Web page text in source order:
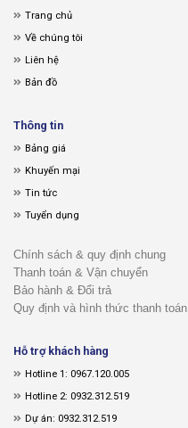
Trang chủ
Về chúng tôi
Liên hệ
Bản đồ
Thông tin
Bảng giá
Khuyến mại
Tin tức
Tuyển dụng
Chính sách & quy định chung
Thanh toán & Vận chuyển
Bảo hành & Đổi trả
Quy định và hình thức thanh toán
Hỗ trợ khách hàng
Hotline 1: 0967.120.005
Hotline 2: 0932.312.519
Dự án: 0932.312.519